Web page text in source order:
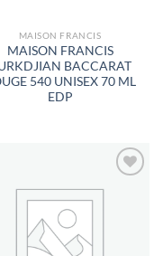
MAISON FRANCIS
MAISON FRANCIS
BACCARAT
540 UNISEX 70 ML
EDP
AÑADIR